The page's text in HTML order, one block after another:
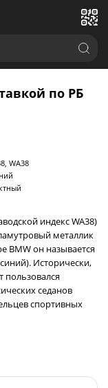
по РБ
WA38
индекс WA38)
металлик
BMW он называется
Исторически,
пользовался
седанов
спортивных